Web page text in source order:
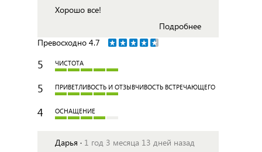
Хорошо все!
Подробнее
Превосходно 4.7
5 ЧИСТОТА
5 ПРИВЕТЛИВОСТЬ И ОТЗЫВЧИВОСТЬ ВСТРЕЧАЮЩЕГО
4 ОСНАЩЕНИЕ
Дарья · 1 год 3 месяца 13 дней назад